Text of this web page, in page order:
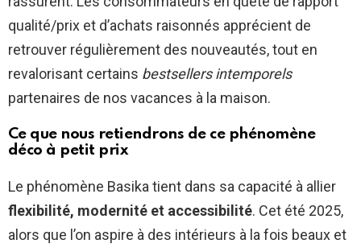
qualité/prix et d’achats raisonnés apprécient de
retrouver régulièrement des nouveautés, tout en
revalorisant certains bestsellers intemporels
partenaires de nos vacances à la maison.
Ce que nous retiendrons de ce phénomène
déco à petit prix
Le phénomène Basika tient dans sa capacité à allier
flexibilité, modernité et accessibilité. Cet été 2025,
alors que l’on aspire à des intérieurs à la fois beaux et